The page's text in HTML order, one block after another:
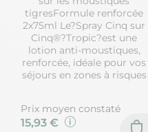
tigresFormule renforcée
2x75ml Le?Spray Cinq sur
Cinq®?Tropic?est une
lotion anti-moustiques,
renforcée, idéale pour vos
séjours en zones à risques
Prix moyen constaté
15,93 €